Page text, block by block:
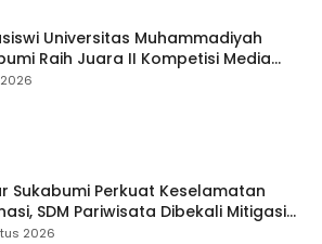
Universitas Muhammadiyah
Raih Juara II Kompetisi Media
Digital Tingkat Internasional
Sukabumi Perkuat Keselamatan
SDM Pariwisata Dibekali Mitigasi
Teknik Evakuasi
2026